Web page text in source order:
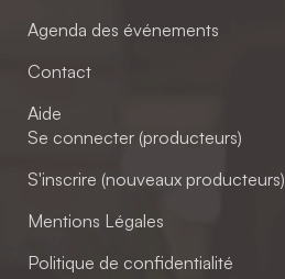
Agenda des événements
Contact
Aide
Se connecter (producteurs)
S'inscrire (nouveaux producteurs)
Mentions Légales
Politique de confidentialité